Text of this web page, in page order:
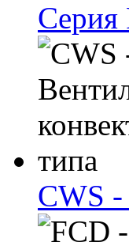
Серия
CWS -